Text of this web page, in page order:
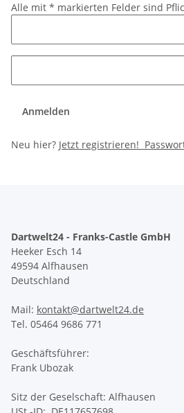
Alle mit * markierten Felder sind
Anmelden
Neu hier? Jetzt registrieren!
Dartwelt24 - Franks-Castle GmbH
Heeker Esch 14
49594 Alfhausen
Deutschland
Mail: kontakt@dartwelt24.de
Tel. 05464 9686 771
Geschäftsführer:
Frank Ubozak
Sitz der Geselschaft: Alfhausen